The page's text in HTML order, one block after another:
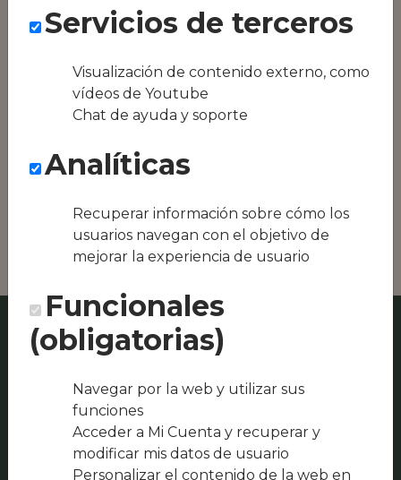
Compatible con
Conseguimos la
oferta local de tu
zona, como podría
Valvanuz-
HOSTELERIA SL
Servicios de terceros
Visualización de contenido externo, como
vídeos de Youtube
Chat de ayuda y soporte
Analíticas
Recuperar información sobre cómo los
usuarios navegan con el objetivo de
mejorar la experiencia de usuario
Funcionales
(obligatorias)
Navegar por la web y utilizar sus
funciones
Acceder a Mi Cuenta y recuperar y
modificar mis datos de usuario
Personalizar el contenido de la web en